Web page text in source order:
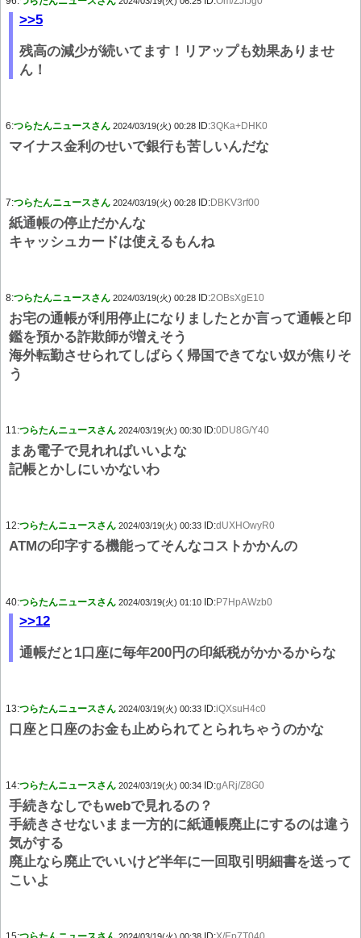
>>5
残高の減少が続いてます！リアップも効果ありませ
ん！
6:つらたんニュースさん 2024/03/19(火) 00:28 ID:3QKa+DHK0
マイナス金利のせいで銀行も苦しいんだな
7:つらたんニュースさん 2024/03/19(火) 00:28 ID:DBKV3rf00
紙通帳の停止だかんな
キャッシュカードは使えるもんね
8:つらたんニュースさん 2024/03/19(火) 00:28 ID:2OBsXgE10
お宅の通帳が利用停止になりましたとか言って通帳と印
鑑を預かる詐欺師が増えそう
海外転勤させられてしばらく帰国できてない奴が焦りそ
う
11:つらたんニュースさん 2024/03/19(火) 00:30 ID:0DU8G/Y40
まあ電子で見れればいいよな
記帳とかしにいかないわ
12:つらたんニュースさん 2024/03/19(火) 00:33 ID:dUXHOwyR0
ATMの印字する機能ってそんなコストかかんの
40:つらたんニュースさん 2024/03/19(火) 01:10 ID:P7HpAWzb0
>>12
通帳だと1口座に毎年200円の印紙税がかかるからな
13:つらたんニュースさん 2024/03/19(火) 00:33 ID:iQXsuH4c0
口座と口座のお金も止められてとられちゃうのかな
14:つらたんニュースさん 2024/03/19(火) 00:34 ID:gARj/Z8G0
手続きなしでもwebで見れるの？
手続きさせないまま一方的に紙通帳廃止にするのは違う
気がする
廃止なら廃止でいいけど半年に一回取引明細書を送って
こいよ